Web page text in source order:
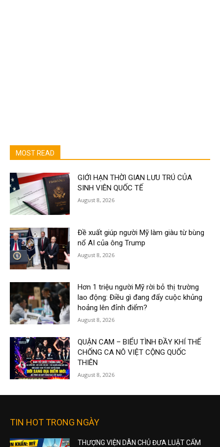
MOST READ
GIỚI HẠN THỜI GIAN LƯU TRÚ CỦA
SINH VIÊN QUỐC TẾ
August 8, 2026
Đề xuất giúp người Mỹ làm giàu từ bùng
nổ AI của ông Trump
August 8, 2026
Hơn 1 triệu người Mỹ rời bỏ thị trường
lao động: Điều gì đang đẩy cuộc khủng
hoảng lên đỉnh điểm?
August 8, 2026
QUẬN CAM – BIỂU TÌNH ĐẦY KHÍ THẾ
CHỐNG CA NÔ VIỆT CỘNG QUỐC
THIÊN
August 8, 2026
TIN HOT TRONG NGÀY
THƯỢNG VIỆN DÂN CHỦ ĐƯA LUẬT CẤM